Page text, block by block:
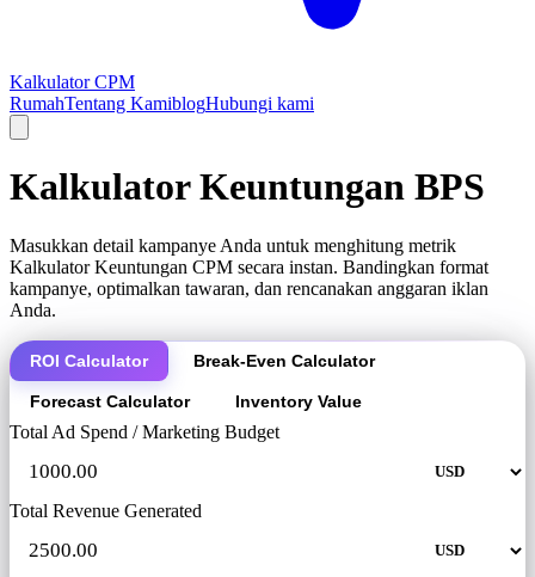
Kalkulator CPM
RumahTentang KamiblogHubungi kami
Kalkulator Keuntungan BPS
Masukkan detail kampanye Anda untuk menghitung metrik
Kalkulator Keuntungan CPM secara instan. Bandingkan format
kampanye, optimalkan tawaran, dan rencanakan anggaran iklan
Anda.
ROI Calculator Break-Even Calculator
Forecast Calculator Inventory Value
Total Ad Spend / Marketing Budget
Total Revenue Generated